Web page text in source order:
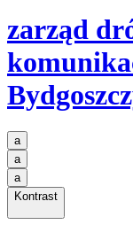
zarząd
a
a
a
Kontrast